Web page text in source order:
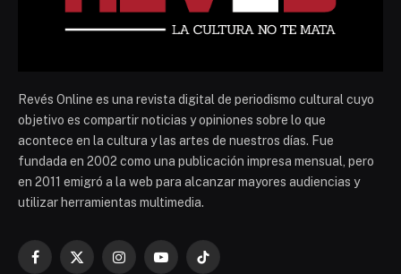
Revés Online es una revista digital de periodismo cultural cuyo
objetivo es compartir noticias y opiniones sobre lo que
acontece en la cultura y las artes de nuestros días. Fue
fundada en 2002 como una publicación impresa mensual, pero
en 2011 emigró a la web para alcanzar mayores audiencias y
utilizar herramientas multimedia.
Facebook
X
InstagramYouTubeTikTok